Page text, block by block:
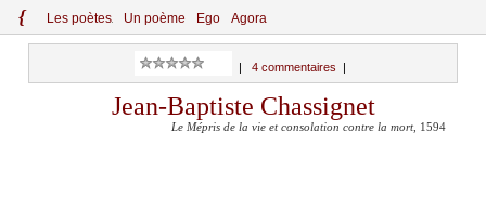
{ Les poètes Un poème Ego Agora
4 commentaires
Jean-Baptiste Chassignet
Le Mépris de la vie et consolation contre la mort, 1594